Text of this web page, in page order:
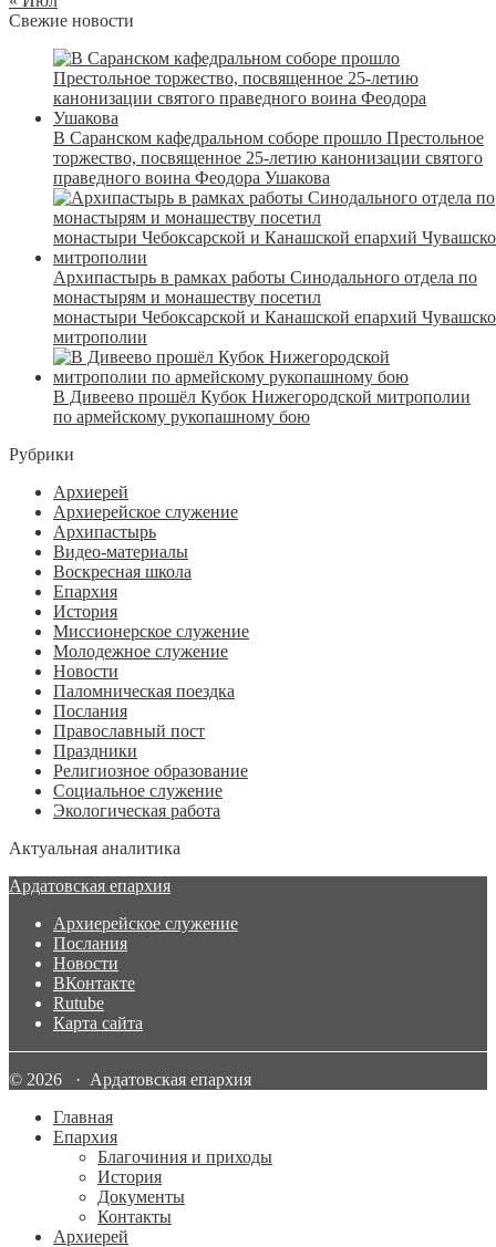
Свежие новости
В Саранском кафедральном соборе прошло Престольное
торжество, посвященное 25-летию канонизации святого
праведного воина Феодора Ушакова
Архипастырь в рамках работы Синодального отдела по
монастырям и монашеству посетил
монастыри Чебоксарской и Канашской епархий
митрополии
В Дивеево прошёл Кубок Нижегородской митрополии
по армейскому рукопашному бою
Рубрики
Архиерей
Архиерейское служение
Архипастырь
Видео-материалы
Воскресная школа
Епархия
История
Миссионерское служение
Молодежное служение
Новости
Паломническая поездка
Послания
Православный пост
Праздники
Религиозное образование
Социальное служение
Экологическая работа
Актуальная аналитика
Ардатовская епархия
Архиерейское служение
Послания
Новости
ВКонтакте
Rutube
Карта сайта
© 2026 · Ардатовская епархия
Главная
Епархия
Благочиния и приходы
История
Документы
Контакты
Архиерей